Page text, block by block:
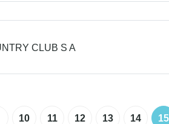
CLUB S A
10 11 12 13 14 15